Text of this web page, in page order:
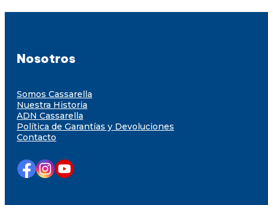
Nosotros
Somos Cassarella
Nuestra Historia
ADN Cassarella
Política de Garantías y Devoluciones
Contacto